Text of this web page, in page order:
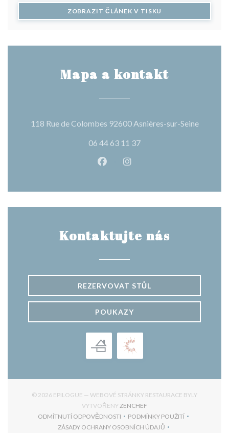
ZOBRAZIT ČLÁNEK V TISKU
Mapa a kontakt
118 Rue de Colombes 92600 Asnières-sur-Seine((otevře
06 44 63 11 37
Facebook ((otevře se v novém
Instagram ((otevře se v
Kontaktujte nás
REZERVOVAT STŮL
POUKAZY
© 2026 EPILOGUE — WEBOVÉ STRÁNKY RESTAURACE BYLY
VYTVOŘENYZENCHEF
ODMÍTNUTÍ ODPOVĚDNOSTI
((OTEVŘE SE V NOVÉM OKNĚ))
PODMÍNKY POUŽITÍ
((OTEVŘE SE V NOVÉM
ZÁSADY OCHRANY OSOBNÍCH ÚDAJŮ